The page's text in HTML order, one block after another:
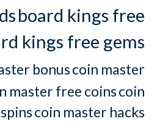
board kings free
kings free gems
bonuscoin master
master free coinscoin
coin master hacks